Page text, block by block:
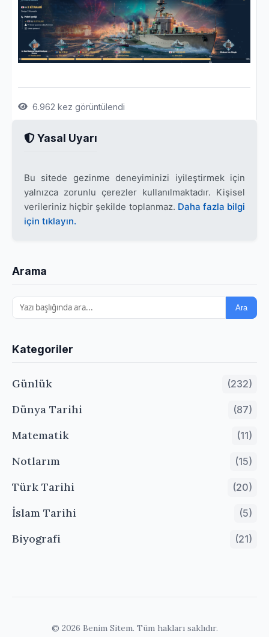
6.962 kez görüntülendi
Yasal Uyarı
Bu sitede gezinme deneyiminizi iyileştirmek için
yalnızca zorunlu çerezler kullanılmaktadır. Kişisel
verileriniz hiçbir şekilde toplanmaz. Daha fazla bilgi
için tıklayın.
Arama
Ara
Kategoriler
Günlük (232)
Dünya Tarihi (87)
Matematik (11)
Notlarım (15)
Türk Tarihi (20)
İslam Tarihi (5)
Biyografi (21)
© 2026 Benim Sitem. Tüm hakları saklıdır.